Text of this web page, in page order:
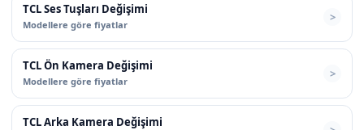
TCL Ses Tuşları Değişimi
Modellere göre fiyatlar
TCL Ön Kamera Değişimi
Modellere göre fiyatlar
TCL Arka Kamera Değişimi